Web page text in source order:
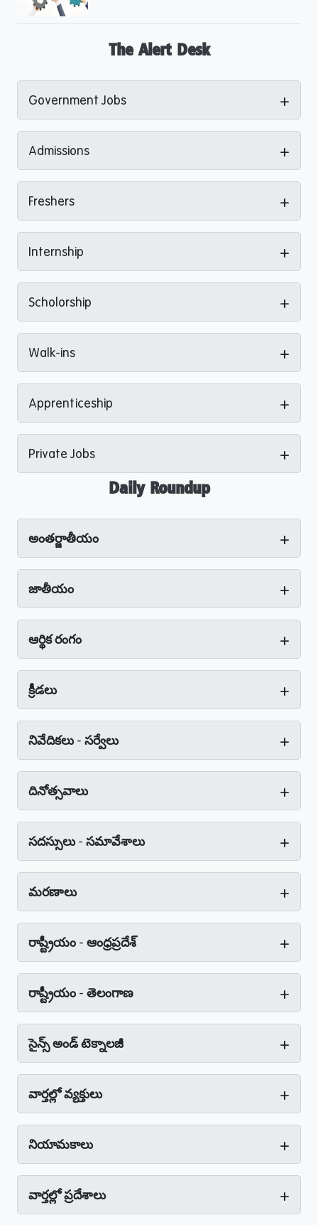
The Alert Desk
Government Jobs +
Admissions +
Freshers +
Internship +
Scholorship +
Walk-ins +
Apprenticeship +
Private Jobs +
Daily Roundup
అంతర్జాతీయం +
జాతీయం +
ఆర్థిక రంగం +
క్రీడలు +
నివేదికలు - సర్వేలు +
దినోత్సవాలు +
సదస్సులు - సమావేశాలు +
మరణాలు +
రాష్ట్రీయం - ఆంధ్రప్రదేశ్‌ +
రాష్ట్రీయం - తెలంగాణ +
సైన్స్‌ అండ్‌ టెక్నాలజీ +
వార్తల్లో వ్యక్తులు +
నియామకాలు +
వార్తల్లో ప్రదేశాలు +